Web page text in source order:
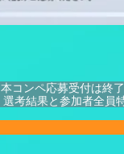
本コンペ応募受付は終
選考結果と参加者全員